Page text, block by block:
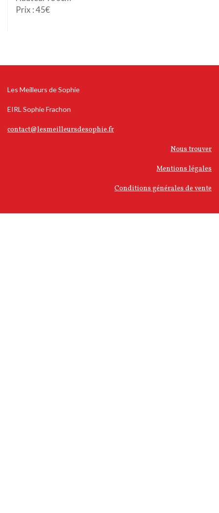
Prix : 45€
Les Meilleurs de Sophie
EIRL Sophie Frachon
contact@lesmeilleursdesophie.fr
Nous trouver
Mentions légales
Conditions générales de vente